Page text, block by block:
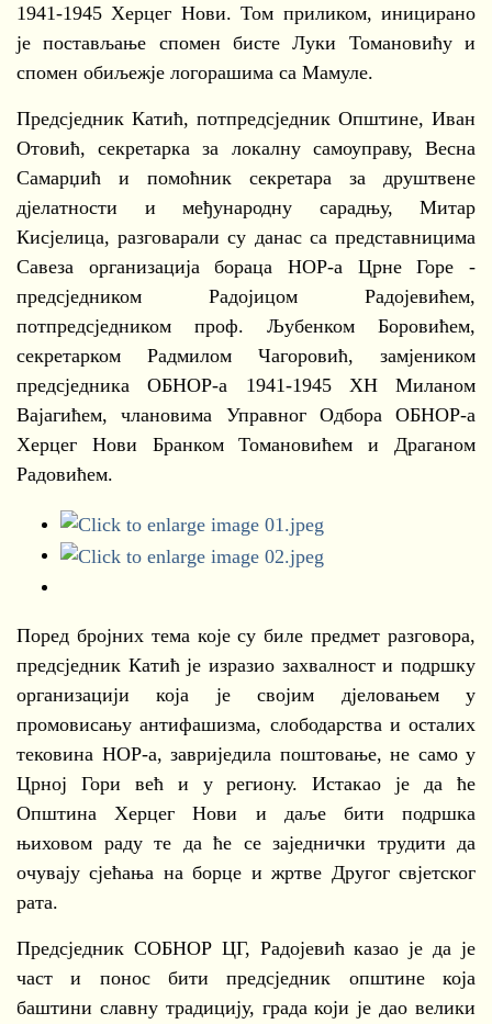
1941-1945 Херцег Нови. Том приликом, иницирано
је постављање спомен бисте Луки Томановићу и
спомен обиљежје логорашима са Мамуле.
Предсједник Катић, потпредсједник Општине, Иван
Отовић, секретарка за локалну самоуправу, Весна
Самарџић и помоћник секретара за друштвене
дјелатности и међународну сарадњу, Митар
Кисјелица, разговарали су данас са представницима
Савеза организација бораца НОР-а Црне Горе -
предсједником Радојицом Радојевићем,
потпредсједником проф. Љубенком Боровићем,
секретарком Радмилом Чагоровић, замјеником
предсједника ОБНОР-а 1941-1945 ХН Миланом
Вајагићем, члановима Управног Одбора ОБНОР-а
Херцег Нови Бранком Томановићем и Драганом
Радовићем.
Поред бројних тема које су биле предмет разговора,
предсједник Катић је изразио захвалност и подршку
организацији која је својим дјеловањем у
промовисању антифашизма, слободарства и осталих
тековина НОР-а, завриједила поштовање, не само у
Црној Гори већ и у региону. Истакао је да ће
Општина Херцег Нови и даље бити подршка
њиховом раду те да ће се заједнички трудити да
очувају сјећања на борце и жртве Другог свјетског
рата.
Предсједник СОБНОР ЦГ, Радојевић казао је да је
част и понос бити предсједник општине која
баштини славну традицију, града који је дао велики